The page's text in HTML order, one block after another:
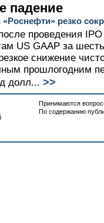
падение
резко
проведения
US GAAP за
снижение
прошлогодним
долл... >>
Принимаются
По содержанию